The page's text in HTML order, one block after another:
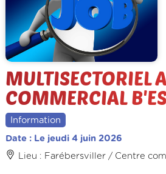
MULTISECTORIEL
COMMERCIAL
Information
Date : Le jeudi 4 juin 2026
Lieu : Farébersviller / Centre